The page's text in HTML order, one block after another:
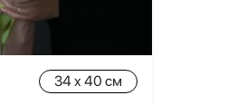
34 x 40 см